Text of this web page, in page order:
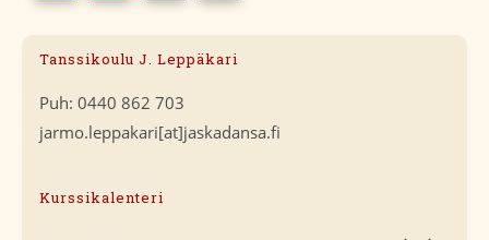
Tanssikoulu J. Leppäkari
Puh: 0440 862 703
jarmo.leppakari[at]jaskadansa.fi
Kurssikalenteri